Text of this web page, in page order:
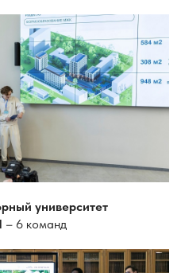
университет
– 6 команд